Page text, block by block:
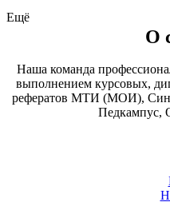
Ещё
О
Наша команда
выполнением курсовых,
рефератов МТИ (МОИ),
Педкампус,